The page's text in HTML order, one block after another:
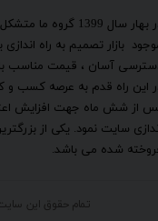
​در بهار سال 1399
بازار تصمیم به راه
آسان ، قیمت مناسب با
این راه قدم به عرصه کسب و
از شش ماه جهت افزایش
سایت نمود. یکی از
شده می باشد.
تمام حقوق این